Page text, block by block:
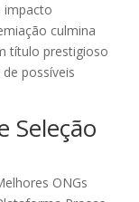
impacto
culmina
título prestigioso
possíveis
Seleção
ONGs